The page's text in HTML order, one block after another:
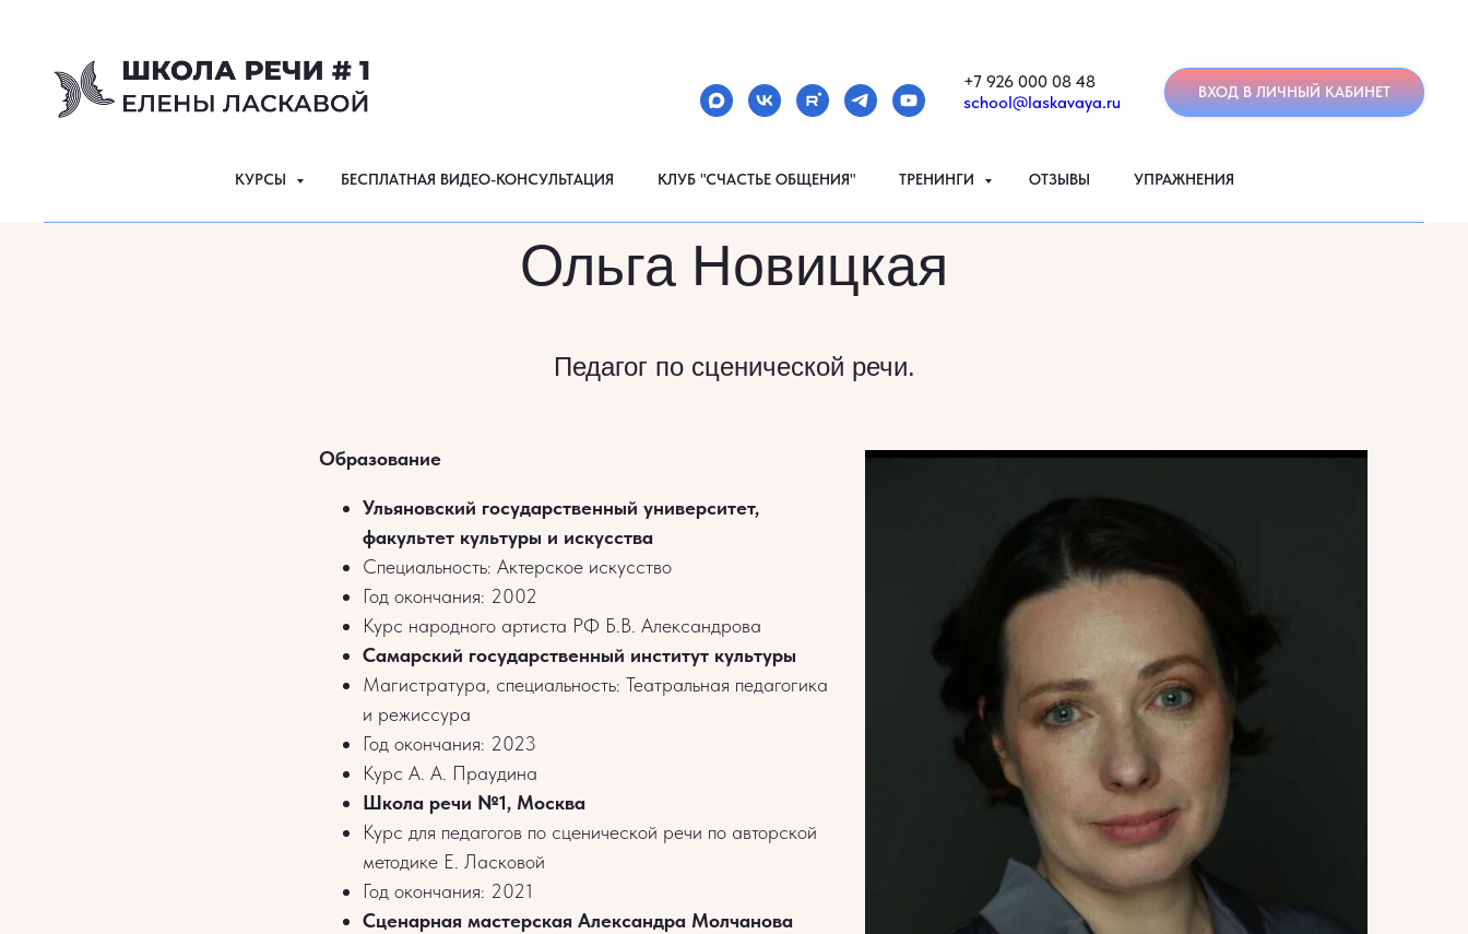
+7 926 000 08 48
school@laskavaya.ru
ВХОД В ЛИЧНЫЙ КАБИНЕТ
КУРСЫ БЕСПЛАТНАЯ ВИДЕО-КОНСУЛЬТАЦИЯ КЛУБ "СЧАСТЬЕ ОБЩЕНИЯ" ТРЕНИНГИ ОТЗЫВЫ УПРАЖНЕНИЯ
Ольга Новицкая
Педагог по сценической речи.
Образование
Ульяновский государственный университет,
факультет культуры и искусства
Специальность: Актерское искусство
Год окончания: 2002
Курс народного артиста РФ Б.В. Александрова
Самарский государственный институт культуры
Магистратура, специальность: Театральная педагогика
и режиссура
Год окончания: 2023
Курс А. А. Праудина
Школа речи №1, Москва
Курс для педагогов по сценической речи по авторской
методике Е. Ласковой
Год окончания: 2021
Сценарная мастерская Александра Молчанова